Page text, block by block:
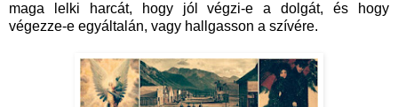
maga lelki harcát, hogy jól végzi-e a dolgát, és hogy
végezze-e egyáltalán, vagy hallgasson a szívére.